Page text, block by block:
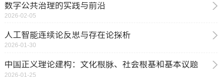
数字公共治理的实践与前沿
2026-02-05
人工智能连续论反思与存在论探析
2026-01-30
中国正义理论建构：文化根脉、社会根基和基本议题
2026-01-25